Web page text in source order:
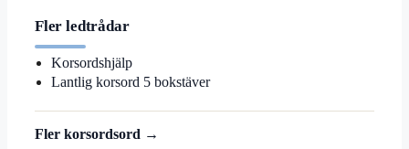
Fler ledtrådar
Korsordshjälp
Lantlig korsord 5 bokstäver
Fler korsordsord →